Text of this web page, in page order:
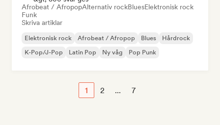
Afrobeat / AfropopAlternativ rockBluesElektronisk rock
Funk
Skriva artiklar
Elektronisk rock Afrobeat / Afropop Blues
Hårdrock
K-Pop/J-Pop
Latin Pop Ny våg Pop Punk
1 2 ... 7